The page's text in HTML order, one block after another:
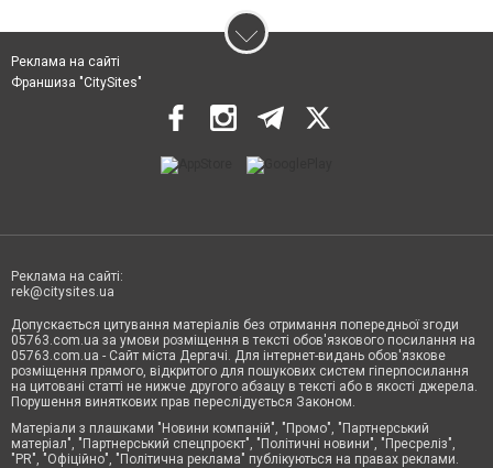
Реклама на сайті
Франшиза "CitySites"
Реклама на сайті:
rek@citysites.ua
Допускається цитування матеріалів без отримання попередньої згоди
05763.com.ua за умови розміщення в тексті обов'язкового посилання на
05763.com.ua - Сайт міста Дергачі. Для інтернет-видань обов'язкове
розміщення прямого, відкритого для пошукових систем гіперпосилання
на цитовані статті не нижче другого абзацу в тексті або в якості джерела.
Порушення виняткових прав переслідується Законом.
Матеріали з плашками "Новини компаній", "Промо", "Партнерський
матеріал", "Партнерський спецпроєкт", "Політичні новини", "Пресреліз",
"PR", "Офіційно", "Політична реклама" публікуються на правах реклами.